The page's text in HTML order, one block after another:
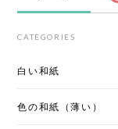
CATEGORIES
白い和紙
色の和紙（薄い）